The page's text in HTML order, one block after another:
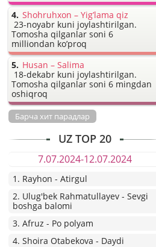
Shohruhxon – Yig’lama qiz
23-noyabr kuni joylashtirilgan.
Tomosha qilganlar soni 6
milliondan ko’proq
Husan – Salima
18-dekabr kuni joylashtirilgan.
Tomosha qilganlar soni 6 mingdan
oshiqroq
Барча хит парадлар
UZ TOP 20
7.07.2024-12.07.2024
1. Rayhon - Atirgul
2. Ulug'bek Rahmatullayev - Sevgi
boshga balomi
3. Afruz - Po polyam
4. Shoira Otabekova - Daydi